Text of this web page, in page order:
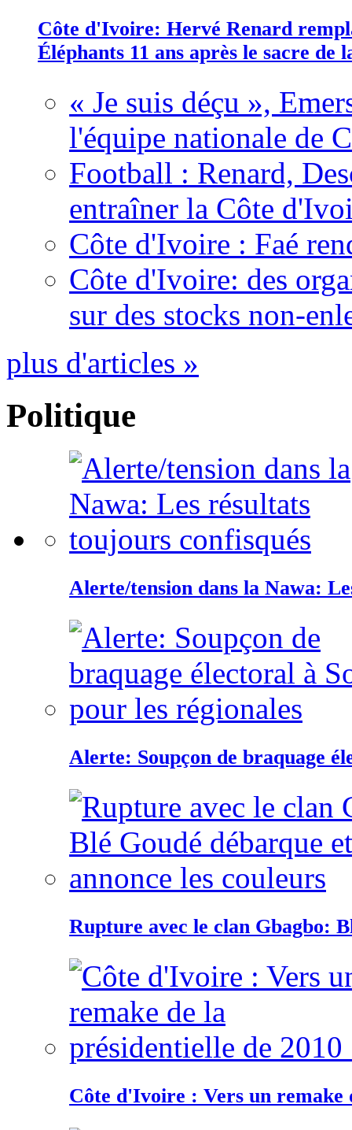
Côte d'Ivoire: Hervé Renard
Éléphants 11 ans après le sacre de
« Je suis déçu »,
l'équipe nationale de
Football : Renard,
entraîner la Côte
Côte d'Ivoire : Faé
Côte d'Ivoire: des
sur des stocks non-
plus d'articles »
Politique
Alerte/tension dans la Nawa:
Alerte: Soupçon de braquage
Rupture avec le clan Gbagbo:
Côte d'Ivoire : Vers un remake